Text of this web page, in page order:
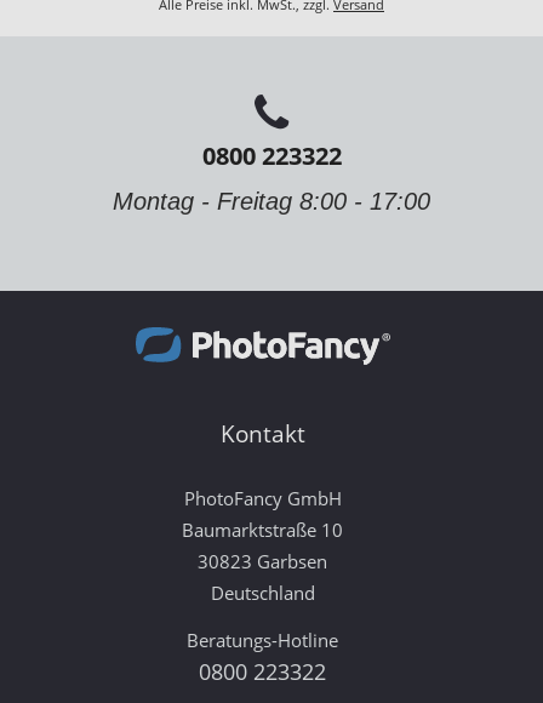
Alle Preise inkl. MwSt., zzgl. Versand
0800 223322
Montag - Freitag 8:00 - 17:00
Kontakt
PhotoFancy GmbH
Baumarktstraße 10
30823 Garbsen
Deutschland
Beratungs-Hotline
0800 223322